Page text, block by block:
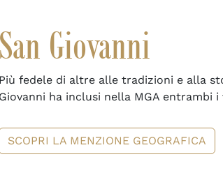
San Giovanni
Più fedele di altre alle tradizioni e alla
Giovanni ha inclusi nella MGA entrambi
SCOPRI LA MENZIONE GEOGRAFICA